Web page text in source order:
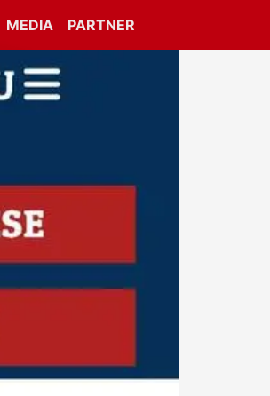
MEDIA PARTNER